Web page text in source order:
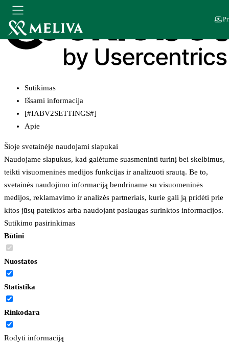
Sutikimas
Išsami informacija
[#IABV2SETTINGS#]
Apie
Šioje svetainėje naudojami slapukai
Naudojame slapukus, kad galėtume suasmeninti turinį bei skelbimus,
teikti visuomeninės medijos funkcijas ir analizuoti srautą. Be to,
svetainės naudojimo informaciją bendriname su visuomeninės
medijos, reklamavimo ir analizės partneriais, kurie gali ją pridėti prie
kitos jūsų pateiktos arba naudojant paslaugas surinktos informacijos.
Sutikimo pasirinkimas
Būtini
Nuostatos
Statistika
Rinkodara
Rodyti informaciją